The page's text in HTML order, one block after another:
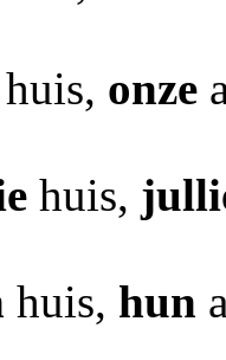
huis, onze
huis,
huis, hun